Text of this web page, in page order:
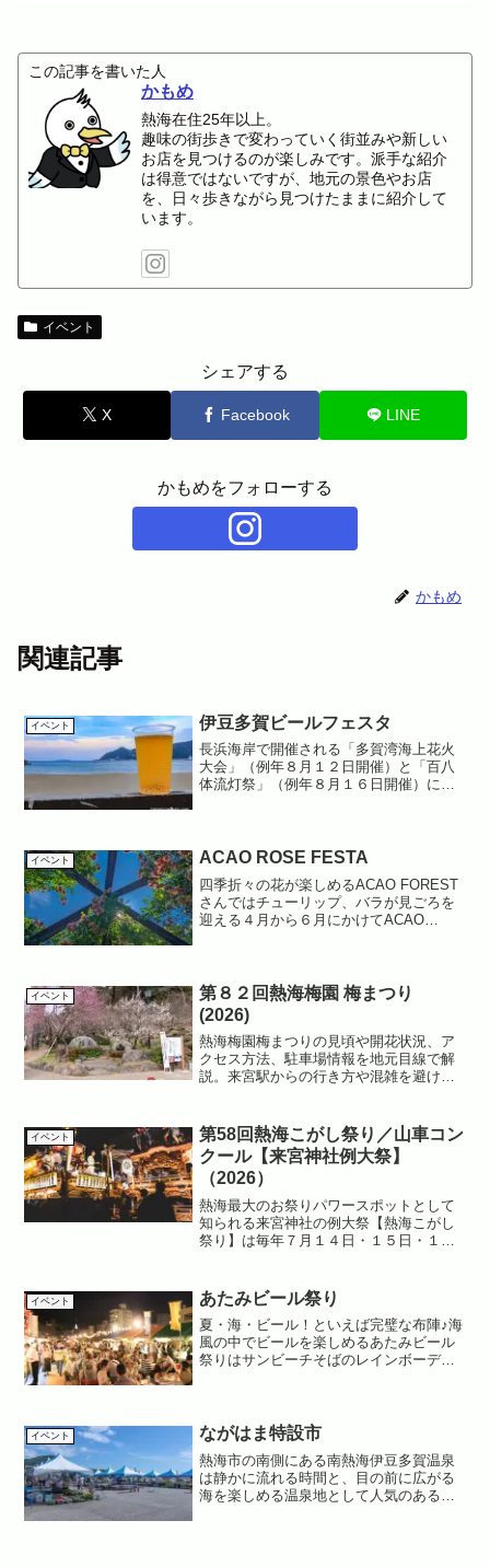
この記事を書いた人
かもめ
熱海在住25年以上。
趣味の街歩きで変わっていく街並みや新しい
お店を見つけるのが楽しみです。派手な紹介
は得意ではないですが、地元の景色やお店
を、日々歩きながら見つけたままに紹介して
います。
イベント
シェアする
X Facebook LINE
かもめをフォローする
かもめ
関連記事
イベント 伊豆多賀ビールフェスタ
長浜海岸で開催される「多賀湾海上花火
大会」（例年８月１２日開催）と「百八
体流灯祭」（例年８月１６日開催）に合
には対岸である網代温泉で...
イベント ACAO ROSE FESTA
四季折々の花が楽しめるACAO FOREST
さんではチューリップ、バラが見ごろを
迎える４月から６月にかけてACAO
てはいか...
イベント
第８２回熱海梅園 梅まつり
(2026)
熱海梅園梅まつりの見頃や開花状況、ア
クセス方法、駐車場情報を地元目線で解
説。来宮駅からの行き方や混雑を避ける
イベント
第58回熱海こがし祭り／山車コン
クール【来宮神社例大祭】
（2026）
熱海最大のお祭りパワースポットとして
知られる来宮神社の例大祭【熱海こがし
祭り】は毎年７月１４日・１５日・１６
お祭。街には法被姿の大人・子供があふ
れ賑やかなムードに包まれ...
イベント あたみビール祭り
夏・海・ビール！といえば完璧な布陣♪海
風の中でビールを楽しめるあたみビール
祭りはサンビーチそばのレインボーデッ
チェックですよ。＊親水...
イベント ながはま特設市
熱海市の南側にある南熱海伊豆多賀温泉
は静かに流れる時間と、目の前に広がる
海を楽しめる温泉地として人気のあるス